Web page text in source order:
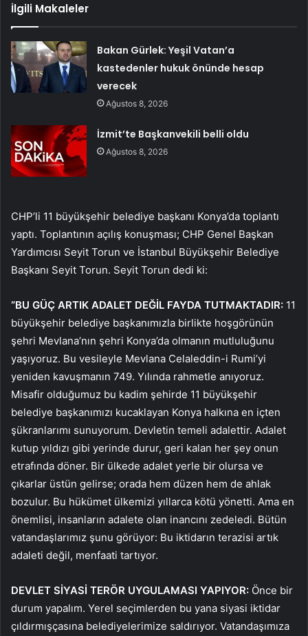
İlgili Makaleler
Bakan Gürlek: Yeşil Vatan’a
kastedenler hukuk önünde hesap
verecek
Ağustos 8, 2026
İzmit’te Başkanvekili belli oldu
Ağustos 8, 2026
CHP’li 11 büyükşehir belediye başkanı Konya’da toplantı
yaptı. Toplantının açılış konuşması; CHP Genel Başkan
Yardımcısı Seyit Torun ve İstanbul Büyükşehir Belediye
Başkanı Seyit Torun. Seyit Torun dedi ki:
“BU GÜÇ ARTIK ADALET DEĞİL FAYDA TUTMAKTADIR: 11
büyükşehir belediye başkanımızla birlikte hoşgörünün
şehri Mevlana’nın şehri Konya’da olmanın mutluluğunu
yaşıyoruz. Bu vesileyle Mevlana Celaleddin-i Rumi’yi
yeniden kavuşmanın 749. Yılında rahmetle anıyoruz.
Misafir olduğumuz bu kadim şehirde 11 büyükşehir
belediye başkanımızı kucaklayan Konya halkına en içten
şükranlarımı sunuyorum. Devletin temeli adalettir. Adalet
kutup yıldızı gibi yerinde durur, geri kalan her şey onun
etrafında döner. Bir ülkede adalet yerle bir olursa ve
çıkarlar üstün gelirse; orada hem düzen hem de ahlak
bozulur. Bu hükümet ülkemizi yıllarca kötü yönetti. Ama en
önemlisi, insanların adalete olan inancını zedeledi. Bütün
vatandaşlarımız şunu görüyor: Bu iktidarın terazisi artık
adaleti değil, menfaati tartıyor.
DEVLET SİYASİ TERÖR UYGULAMASI YAPIYOR: Önce bir
durum yapalım. Yerel seçimlerden bu yana siyasi iktidar
çıldırmışçasına belediyelerimize saldırıyor. Vatandaşımıza